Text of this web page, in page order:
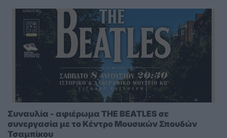
Συναυλία - αφιέρωμα THE BEATLES σε
συνεργασία με το Κέντρο Μουσικών Σπουδών
Τσαμπίκου